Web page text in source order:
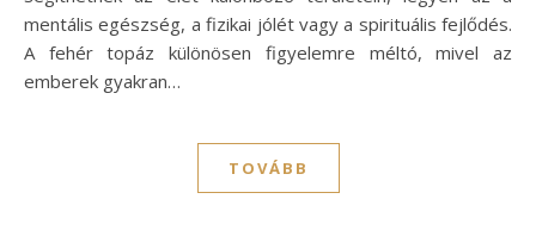
mentális egészség, a fizikai jólét vagy a spirituális fejlődés.
A fehér topáz különösen figyelemre méltó, mivel az
emberek gyakran…
TOVÁBB